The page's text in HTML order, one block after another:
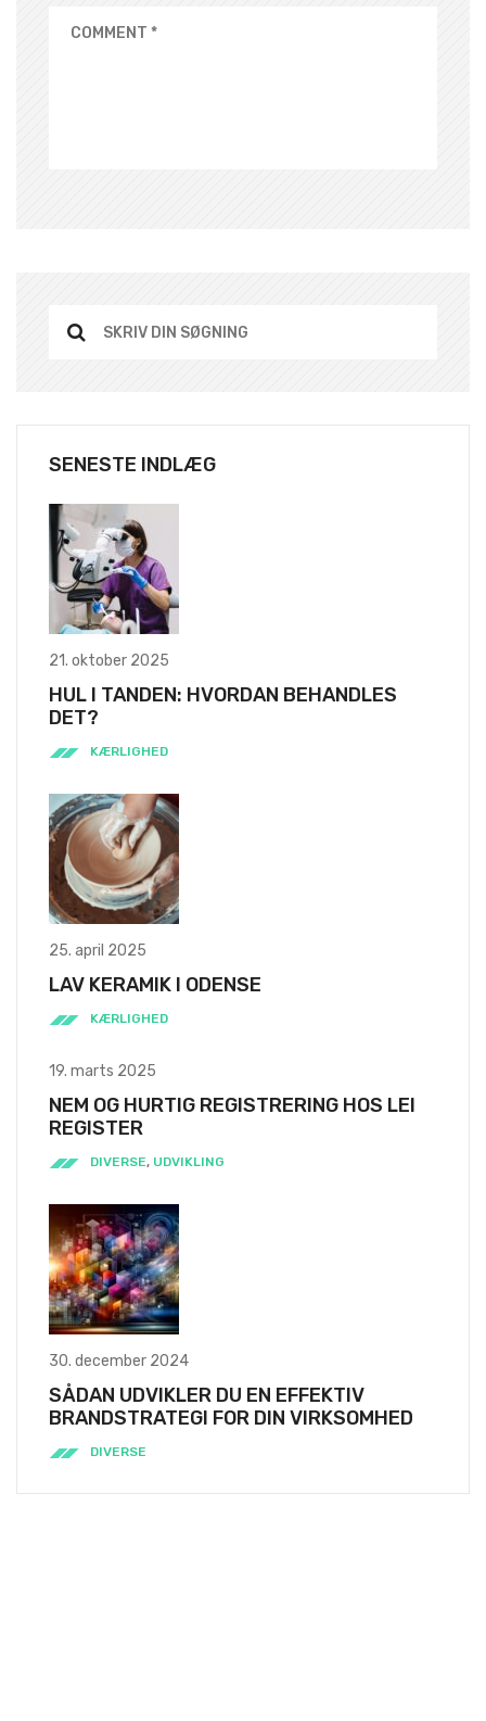
SENESTE INDLÆG
21. oktober 2025
HUL I TANDEN: HVORDAN BEHANDLES
DET?
KÆRLIGHED
25. april 2025
LAV KERAMIK I ODENSE
KÆRLIGHED
19. marts 2025
NEM OG HURTIG REGISTRERING HOS LEI
REGISTER
DIVERSE, UDVIKLING
30. december 2024
SÅDAN UDVIKLER DU EN EFFEKTIV
BRANDSTRATEGI FOR DIN VIRKSOMHED
DIVERSE